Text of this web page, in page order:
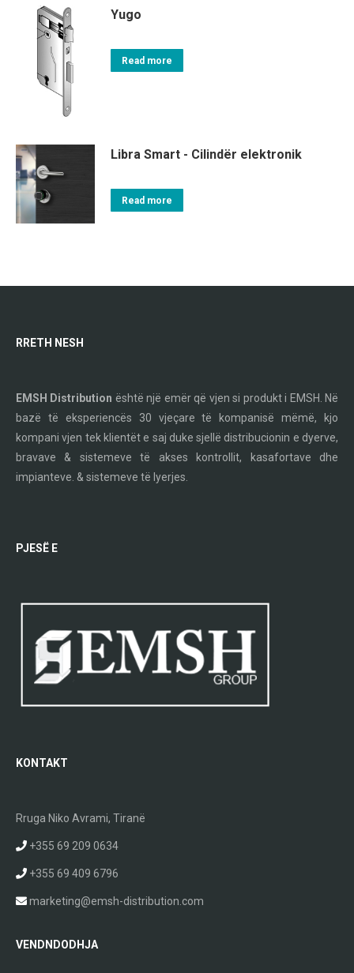
Yugo
Read more
Libra Smart - Cilindër elektronik
Read more
RRETH NESH
EMSH Distribution është një emër që vjen si produkt i EMSH. Në
bazë të eksperiencës 30 vjeçare të kompanisë mëmë, kjo
kompani vjen tek klientët e saj duke sjellë distribucionin e dyerve,
bravave & sistemeve të akses kontrollit, kasafortave dhe
impianteve. & sistemeve të lyerjes.
PJESË E
KONTAKT
Rruga Niko Avrami, Tiranë
+355 69 209 0634
+355 69 409 6796
marketing@emsh-distribution.com
VENDNDODHJA